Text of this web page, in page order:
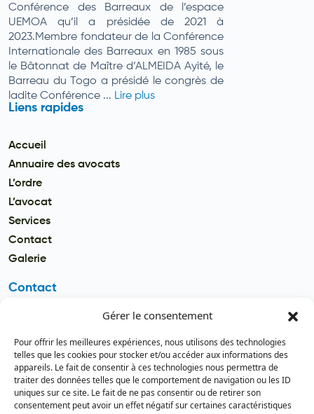
Gérer le consentement
Pour offrir les meilleures expériences, nous utilisons des technologies
telles que les cookies pour stocker et/ou accéder aux informations des
appareils. Le fait de consentir à ces technologies nous permettra de
traiter des données telles que le comportement de navigation ou les ID
uniques sur ce site. Le fait de ne pas consentir ou de retirer son
consentement peut avoir un effet négatif sur certaines caractéristiques
Conférence des Barreaux de l’espace
UEMOA qu’il a présidée de 2021 à
2023.Membre fondateur de la Conférence
Internationale des Barreaux en 1985 sous
le Bâtonnat de Maître d’ALMEIDA Ayité, le
Barreau du Togo a présidé le congrès de
ladite Conférence ... Lire plus
Liens rapides
Accueil
Annuaire des avocats
L’ordre
L’avocat
Services
Contact
Galerie
Contact
secretariat.batonnier@barreau
dutogo.tg
Téléphone
(+228) 22 22 08 82 / 93 99 09 35
(+228) 22 21 67 52